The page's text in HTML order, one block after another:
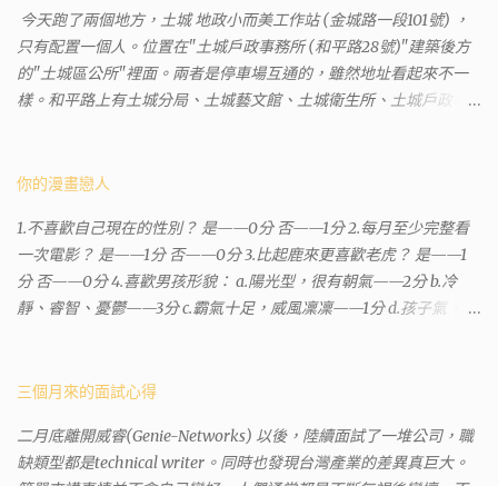
今天跑了兩個地方，土城 地政小而美工作站 (金城路一段101號) ，
只有配置一個人。位置在"土城戶政事務所 (和平路28號)"建築後方
的"土城區公所"裡面。兩者是停車場互通的，雖然地址看起來不一
樣。和平路上有土城分局、土城藝文館、土城衛生所、土城戶政事
沒有正式的地政事務所，只有地政小而美工作站 ，也已經能處理大
到以後還真嚇了一跳，這一看就有問題。要是我拿著那不被承認、
有問題的幽靈合約恐怕還調不到資源。但我不知道審判時法官會不
會去調閱這些資料。因為沒把握每個法官或檢察官都公正細心，在
案牘勞形中，會願意為了這種小人物受害案件去挖出更大的黑幕。
市板橋地政事務所 )去取得。不過實際到了現場發現還是需要法院的
件的租客。 在這過程中我覺得很像行走於沙漠的求生者，在一個小
綠洲受到指引要繼續往某個方向才能脫離沙漠。當我不幸受到詐騙
你的漫畫戀人
1.不喜歡自己現在的性別？ 是——0分 否——1分 2.每月至少完整看
一次電影？ 是——1分 否——0分 3.比起鹿來更喜歡老虎？ 是——1
分 否——0分 4.喜歡男孩形貌： a.陽光型，很有朝氣——2分 b.冷
靜、睿智、憂鬱——3分 c.霸氣十足，威風凜凜——1分 d.孩子氣，十
——1分 6.希望戀人的姓氏： a.大眾化——1分 b.罕見，古色古香的複
活動喜歡參加： a.整場籃球比賽——1分 b.打一下午檯球——3分 c.正
式的舞會——4分 d.猜謎或搶答——2分 8.橡皮與立可白，更常用：
三個月來的面試心得
二月底離開威睿(Genie-Networks) 以後，陸續面試了一堆公司，職
缺類型都是technical writer。同時也發現台灣產業的差異真巨大。